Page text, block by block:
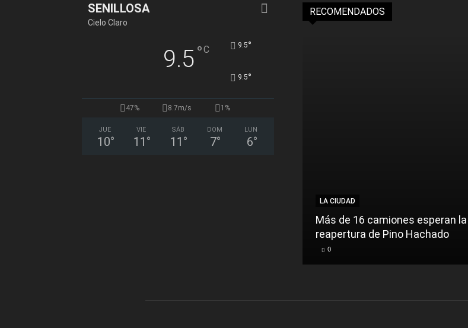
SENILLOSA
Cielo Claro
9.5°C 9.5°
9.5°
47% 8.7m/s 1%
JUE
10°
VIE
11 °
SÁB
11 °
DOM
7°
LUN
6°
RECOMENDADOS
LA CIUDAD
Más de 16 camiones esperan la
reapertura de Pino Hachado
0